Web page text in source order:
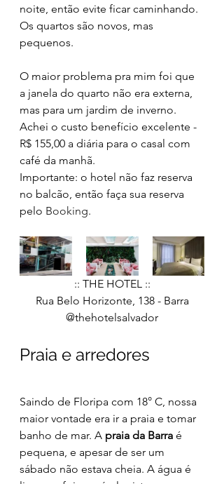
noite, então evite ficar caminhando.
Os quartos são novos, mas
pequenos.
O maior problema pra mim foi que
a janela do quarto não era externa,
mas para um jardim de inverno.
Achei o custo benefício excelente -
R$ 155,00 a diária para o casal com
café da manhã.
Importante: o hotel não faz reserva
no balcão, então faça sua reserva
pelo Booking.
:: THE HOTEL ::
Rua Belo Horizonte, 138 - Barra
@thehotelsalvador
Praia e arredores
Saindo de Floripa com 18° C, nossa
maior vontade era ir a praia e tomar
banho de mar. A praia da Barra é
pequena, e apesar de ser um
sábado não estava cheia. A água é